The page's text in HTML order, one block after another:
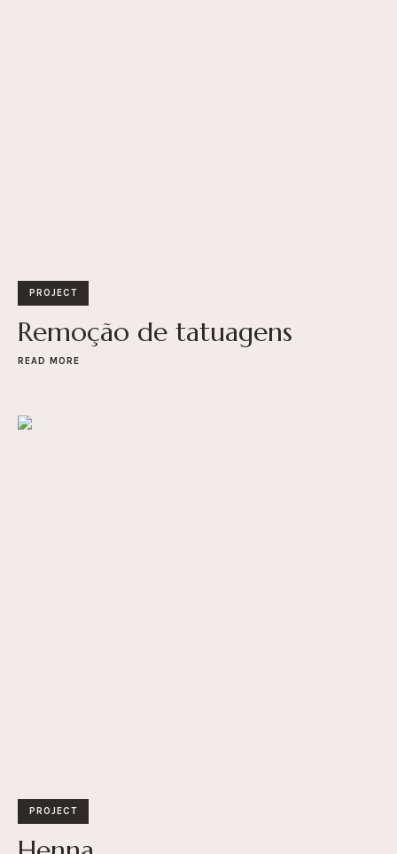
PROJECT
Remoção de tatuagens
READ MORE
PROJECT